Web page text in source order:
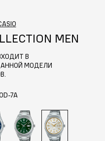
MEN
В
МОДЕЛИ
7A